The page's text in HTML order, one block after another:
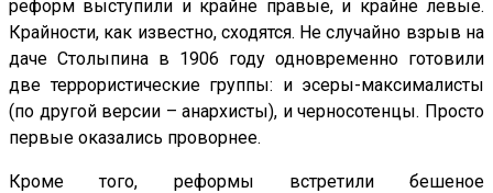
реформ выступили и крайне правые, и крайне левые.
Крайности, как известно, сходятся. Не случайно взрыв на
даче Столыпина в 1906 году одновременно готовили
две террористические группы: и эсеры-максималисты
(по другой версии – анархисты), и черносотенцы. Просто
первые оказались проворнее.
Кроме того, реформы встретили бешеное